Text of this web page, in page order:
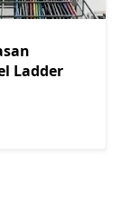
Ladder